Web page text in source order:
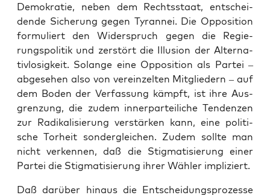
Demo­kra­tie, neben dem Rechts­staat, ent­schei­
den­de Siche­rung gegen Tyran­nei. Die Oppo­si­ti­on
for­mu­liert den Wider­spruch gegen die Regie­
rungs­po­li­tik und zer­stört die Illu­si­on der Alter­na­
tiv­lo­sig­keit. Solan­ge eine Oppo­si­ti­on als Par­tei –
abge­se­hen also von ver­ein­zel­ten Mit­glie­dern – auf
dem Boden der Ver­fas­sung kämpft, ist ihre Aus­
gren­zung, die zudem inner­par­tei­li­che Ten­den­zen
zur Radi­ka­li­sie­rung ver­stär­ken kann, eine poli­ti­
sche Tor­heit son­der­glei­chen. Zudem soll­te man
nicht ver­ken­nen, daß die Stig­ma­ti­sie­rung einer
Par­tei die Stig­ma­ti­sie­rung ihrer Wäh­ler impliziert.
Daß dar­über hin­aus die Ent­schei­dungs­pro­zes­se